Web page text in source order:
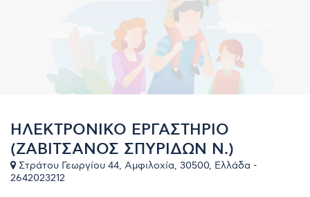
ΗΛΕΚΤΡΟΝΙΚΟ ΕΡΓΑΣΤΗΡΙΟ
(ΖΑΒΙΤΣΑΝΟΣ ΣΠΥΡΙΔΩΝ N.)
Στράτου Γεωργίου 44, Αμφιλοχία, 30500, Ελλάδα -
2642023212